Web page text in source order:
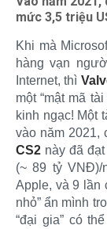
mức 3,5 triệu
Khi mà
hàng vạn
Internet, thì
một “mật mã
kinh ngạc! Một
vào năm 2021,
CS2 này đã
(~ 89 tỷ VNĐ)/
Apple, và 9 lần
nhỏ” ẩn mình
“đại gia” có